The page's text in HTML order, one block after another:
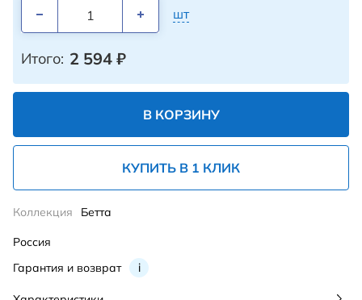
шт
Итого: 2 594 ₽
В КОРЗИНУ
КУПИТЬ В 1 КЛИК
Гарантия и возврат i
Коллекция Бетта
Россия